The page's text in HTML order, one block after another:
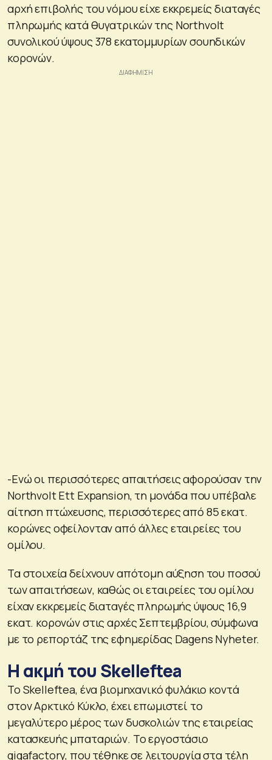
αρχή επιβολής του νόμου είχε εκκρεμείς διαταγές
πληρωμής κατά θυγατρικών της Northvolt
συνολικού ύψους 378 εκατομμυρίων σουηδικών
κορονών.
-Ενώ οι περισσότερες απαιτήσεις αφορούσαν την
Northvolt Ett Expansion, τη μονάδα που υπέβαλε
αίτηση πτώχευσης, περισσότερες από 85 εκατ.
κορώνες οφείλονταν από άλλες εταιρείες του
ομίλου.
Τα στοιχεία δείχνουν απότομη αύξηση του ποσού
των απαιτήσεων, καθώς οι εταιρείες του ομίλου
είχαν εκκρεμείς διαταγές πληρωμής ύψους 16,9
εκατ. κορονών στις αρχές Σεπτεμβρίου, σύμφωνα
με το ρεπορτάζ της εφημερίδας Dagens Nyheter.
Η ακμή του Skelleftea
Το Skelleftea, ένα βιομηχανικό φυλάκιο κοντά
στον Αρκτικό Κύκλο, έχει επωμιστεί το
μεγαλύτερο μέρος των δυσκολιών της εταιρείας
κατασκευής μπαταριών. Το εργοστάσιο
gigafactory, που τέθηκε σε λειτουργία στα τέλη